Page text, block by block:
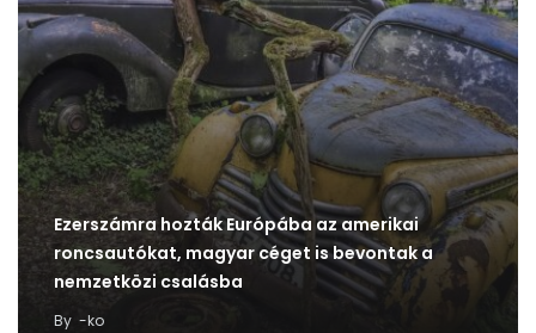
Ezerszámra hozták Európába az amerikai
roncsautókat, magyar céget is bevontak a
nemzetközi csalásba
By -ko